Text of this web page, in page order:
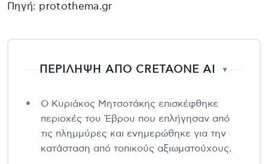
Πηγή: protothema.gr
ΠΕΡΙΛΗΨΗ ΑΠΟ CRETAONE AI ▼
Ο Κυριάκος Μητσοτάκης επισκέφθηκε
περιοχές του Έβρου που επλήγησαν από
τις πλημμύρες και ενημερώθηκε για την
κατάσταση από τοπικούς αξιωματούχους.